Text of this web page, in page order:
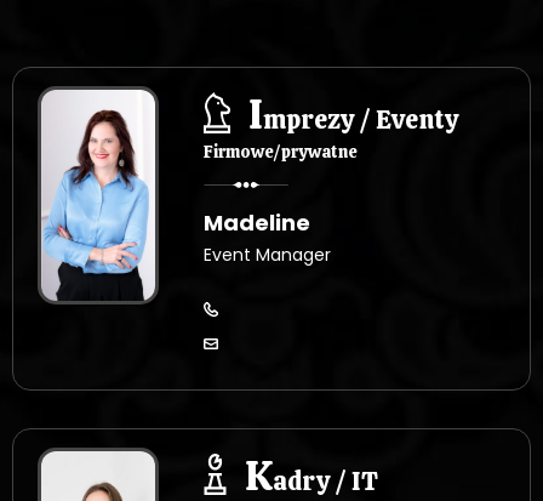
Imprezy / Eventy
Firmowe/prywatne
Madeline
Event Manager
Kadry / IT